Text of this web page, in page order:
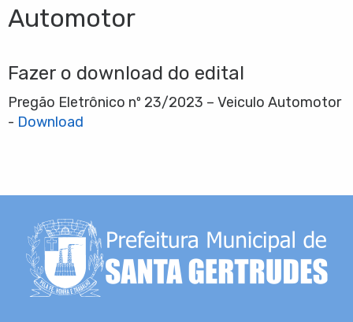
Automotor
Fazer o download do edital
Pregão Eletrônico nº 23/2023 – Veiculo Automotor
- Download